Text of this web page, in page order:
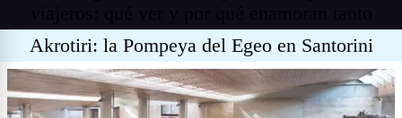
Akrotiri: la Pompeya del Egeo en Santorini